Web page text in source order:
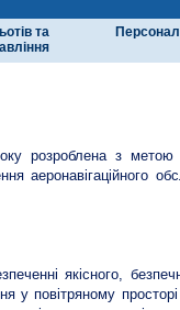
та
Персонал
розроблена з метою
аеронавігаційного
якісного,
у повітряному